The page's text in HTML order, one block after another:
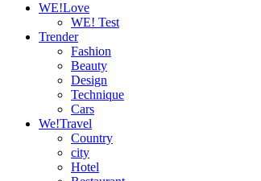
WE!Love
WE! Test
Trender
Fashion
Beauty
Design
Technique
Cars
We!Travel
Country
city
Hotel